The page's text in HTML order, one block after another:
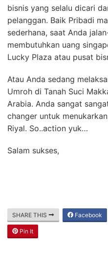
bisnis yang selalu dicari
pelanggan. Baik Pribadi
sederhana, saat Anda
membutuhkan uang
Lucky Plaza atau pusat
Atau Anda sedang
Umroh di Tanah Suci
Arabia. Anda sangat
changer untuk
Riyal. So..action yuk…
Salam sukses,
SHARE THIS Facebook
Pin It